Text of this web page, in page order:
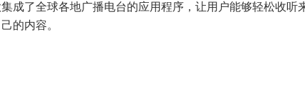
成了全球各地广播电台的应用程序，让用户能够轻松收
的内容。